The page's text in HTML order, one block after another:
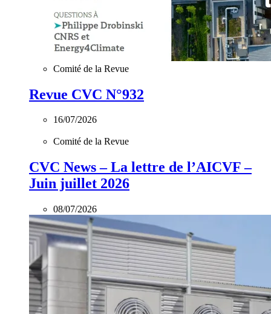
Comité de la Revue
Revue CVC N°932
16/07/2026
Comité de la Revue
CVC News – La lettre de l’AICVF –
Juin juillet 2026
08/07/2026